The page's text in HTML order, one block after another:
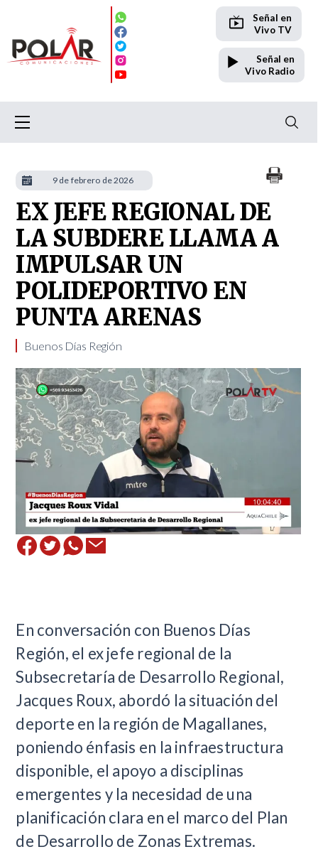
Señal en
Vivo TV
Señal en
Vivo Radio
EX JEFE REGIONAL DE
LA SUBDERE LLAMA A
IMPULSAR UN
POLIDEPORTIVO EN
PUNTA ARENAS
Buenos Días Región
​En conversación con Buenos Días
Región, el ex jefe regional de la
Subsecretaría de Desarrollo Regional,
Jacques Roux, abordó la situación del
deporte en la región de Magallanes,
poniendo énfasis en la infraestructura
disponible, el apoyo a disciplinas
emergentes y la necesidad de una
planificación clara en el marco del Plan
de Desarrollo de Zonas Extremas.
9 de febrero de 2026